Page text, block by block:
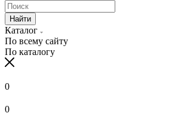
Найти
Каталог
По всему сайту
По каталогу
0
0